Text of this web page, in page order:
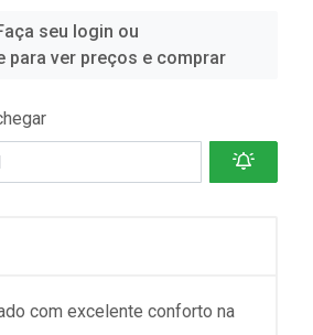
seu login ou
para ver preços e comprar
com excelente conforto na